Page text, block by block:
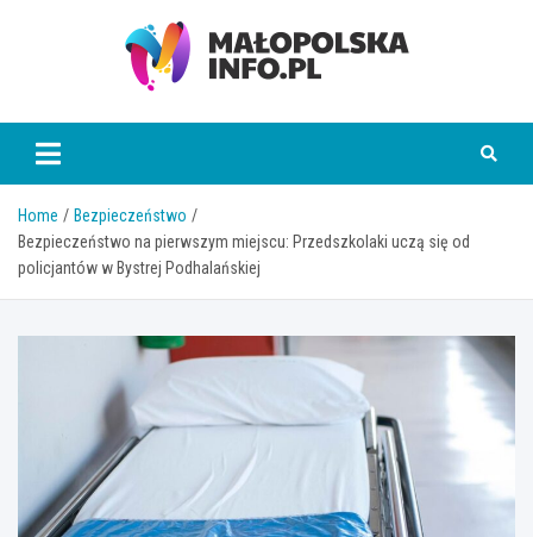
Małopolska Info
Home
Bezpieczeństwo
Bezpieczeństwo na pierwszym miejscu: Przedszkolaki uczą się od
policjantów w Bystrej Podhalańskiej